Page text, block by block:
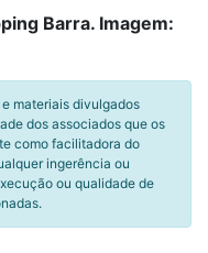
Barra. Imagem:
materiais divulgados
dos associados que os
como facilitadora do
ingerência ou
ou qualidade de